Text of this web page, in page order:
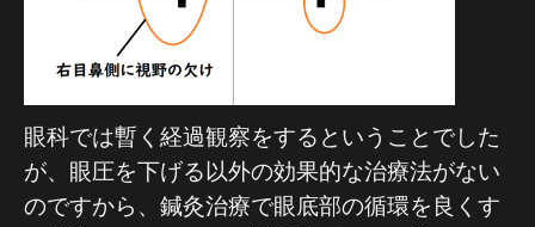
眼科では暫く経過観察をするということでした
が、眼圧を下げる以外の効果的な治療法がない
のですから、鍼灸治療で眼底部の循環を良くす